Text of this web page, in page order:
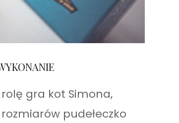
gra kot Simona,
pudełeczko